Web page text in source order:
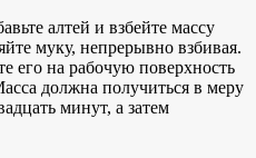
алтей и взбейте массу
муку, непрерывно взбивая.
его на рабочую поверхность
должна получиться в меру
минут, а затем